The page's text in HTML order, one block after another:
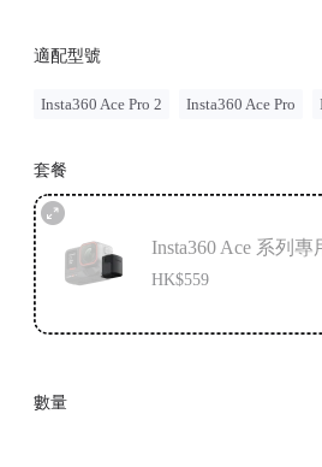
適配型號
Insta360 Ace Pro 2 Insta360 Ace Pro
套餐
Insta360 Ace 系列
HK$559
數量